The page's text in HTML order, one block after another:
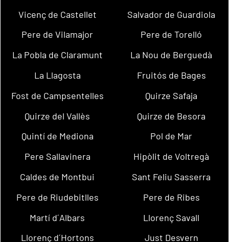
Vicenç de Castellet
Salvador de Guardiola
Pere de Vilamajor
Pere de Torelló
La Pobla de Claramunt
La Nou de Berguedà
La Llagosta
Fruitós de Bages
Fost de Campsentelles
Quirze Safaja
Quirze del Vallès
Quirze de Besora
Quintí de Mediona
Pol de Mar
Pere Sallavinera
Hipòlit de Voltregà
Caldes de Montbui
Sant Feliu Sasserra
Pere de Riudebitlles
Pere de Ribes
Martí d´Albars
Llorenç Savall
Llorenç d´Hortons
Just Desvern